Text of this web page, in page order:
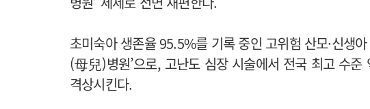
초미숙아 생존율 95.5%를 기록 중인 고위험 산모·신생
(母兒)병원’으로, 고난도 심장 시술에서 전국 최고 수준
격상시킨다.